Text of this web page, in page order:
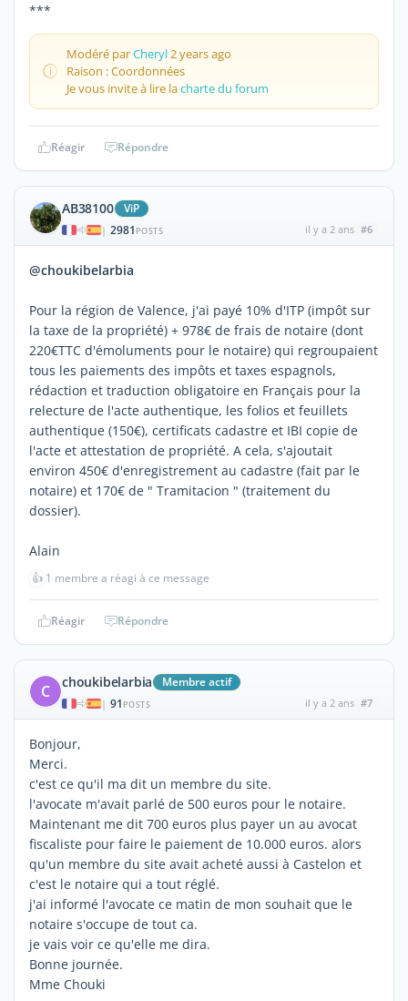
***
Modéré parCheryl2 years ago
Raison : Coordonnées
Je vous invite à lire lacharte du forum
Réagir Répondre
AB38100 ViP
| 2981 POSTS il y a 2 ans #6
@choukibelarbia
Pour la région de Valence, j'ai payé 10% d'ITP (impôt sur
la taxe de la propriété) + 978€ de frais de notaire (dont
220€TTC d'émoluments pour le notaire) qui regroupaient
tous les paiements des impôts et taxes espagnols,
rédaction et traduction obligatoire en Français pour la
relecture de l'acte authentique, les folios et feuillets
authentique (150€), certificats cadastre et IBI copie de
l'acte et attestation de propriété. A cela, s'ajoutait
environ 450€ d'enregistrement au cadastre (fait par le
notaire) et 170€ de " Tramitacion " (traitement du
dossier).
Alain
👍 1 membre a réagi à ce message
Réagir Répondre
C choukibelarbia Membre actif
| 91 POSTS il y a 2 ans #7
Bonjour,
Merci.
c'est ce qu'il ma dit un membre du site.
l'avocate m'avait parlé de 500 euros pour le notaire.
Maintenant me dit 700 euros plus payer un au avocat
fiscaliste pour faire le paiement de 10.000 euros. alors
qu'un membre du site avait acheté aussi à Castelon et
c'est le notaire qui a tout réglé.
j'ai informé l'avocate ce matin de mon souhait que le
notaire s'occupe de tout ca.
je vais voir ce qu'elle me dira.
Bonne journée.
Mme Chouki